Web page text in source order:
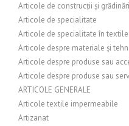
Articole de construcții și
Articole de specialitate
Articole de specialitate în textile
Articole despre materiale și
Articole despre produse sau
Articole despre produse sau
ARTICOLE GENERALE
Articole textile impermeabile
Artizanat